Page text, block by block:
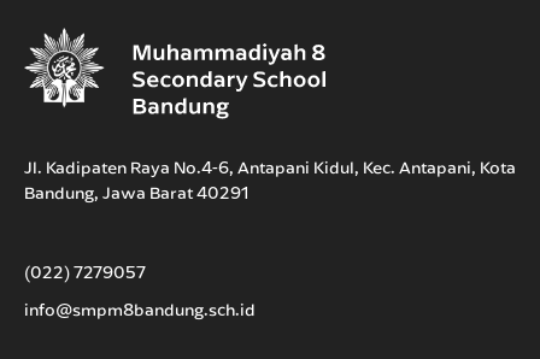
Jl. Kadipaten Raya No.4-6, Antapani Kidul, Kec. Antapani, Kota
Bandung, Jawa Barat 40291
(022) 7279057
info@smpm8bandung.sch.id